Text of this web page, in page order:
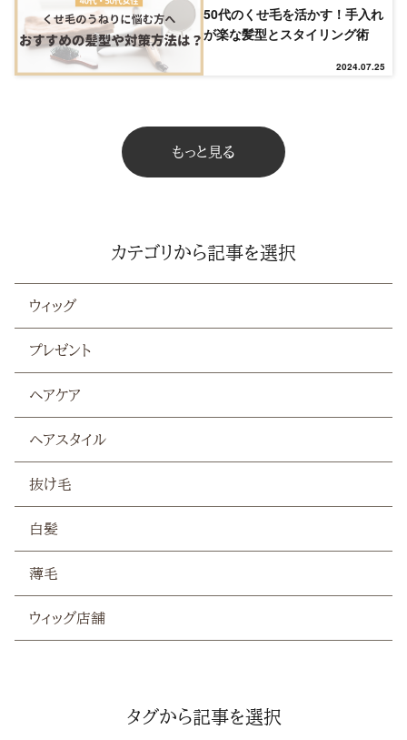
ウィッグ
ヘアケア
白髪
50代のくせ毛を活かす！手入れ
が楽な髪型とスタイリング術
2024.07.25
もっと見る
カテゴリから記事を選択
ウィッグ
プレゼント
ヘアケア
ヘアスタイル
抜け毛
白髪
薄毛
ウィッグ店舗
タグから記事を選択